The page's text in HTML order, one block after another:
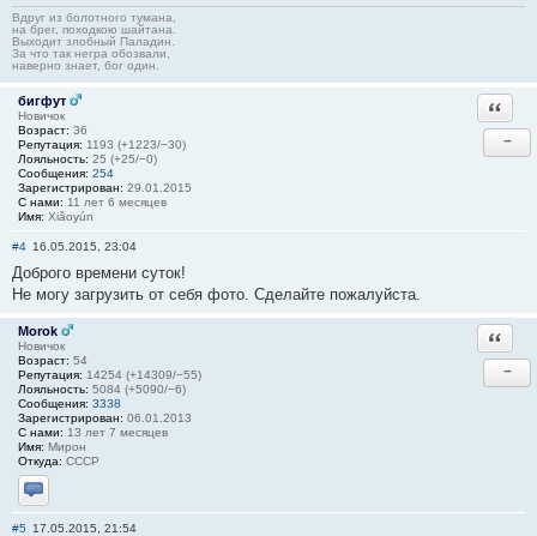
Вдруг из болотного тумана,
на брег, походкою шайтана.
Выходит злобный Паладин.
За что так негра обозвали,
наверно знает, бог один.
бигфут
Новичок
Возраст: 36
Репутация: 1193 (+1223/−30)
Лояльность: 25 (+25/−0)
Сообщения: 254
Зарегистрирован: 29.01.2015
С нами: 11 лет 6 месяцев
Имя: Xiǎoyún
−
#4 16.05.2015, 23:04
Доброго времени суток!
Не могу загрузить от себя фото. Сделайте пожалуйста.
Morok
Новичок
Возраст: 54
Репутация: 14254 (+14309/−55)
Лояльность: 5084 (+5090/−6)
Сообщения: 3338
Зарегистрирован: 06.01.2013
С нами: 13 лет 7 месяцев
Имя: Мирон
Откуда: СССР
Отправить личное сообщение
−
#5 17.05.2015, 21:54